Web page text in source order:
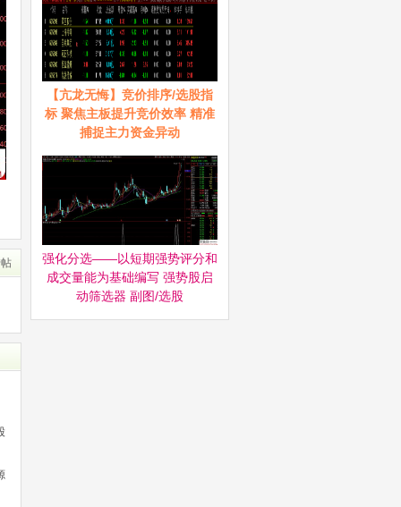
【亢龙无悔】竞价排序/选股指
标 聚焦主板提升竞价效率 精准
捕捉主力资金异动
强化分选——以短期强势评分和
成交量能为基础编写 强势股启
动筛选器‌ 副图/选股